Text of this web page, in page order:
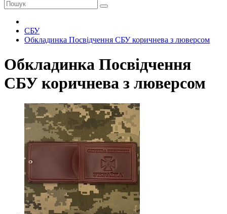
СБУ
Обкладинка Посвідчення СБУ коричнева з люверсом
Обкладинка Посвідчення
СБУ коричнева з люверсом